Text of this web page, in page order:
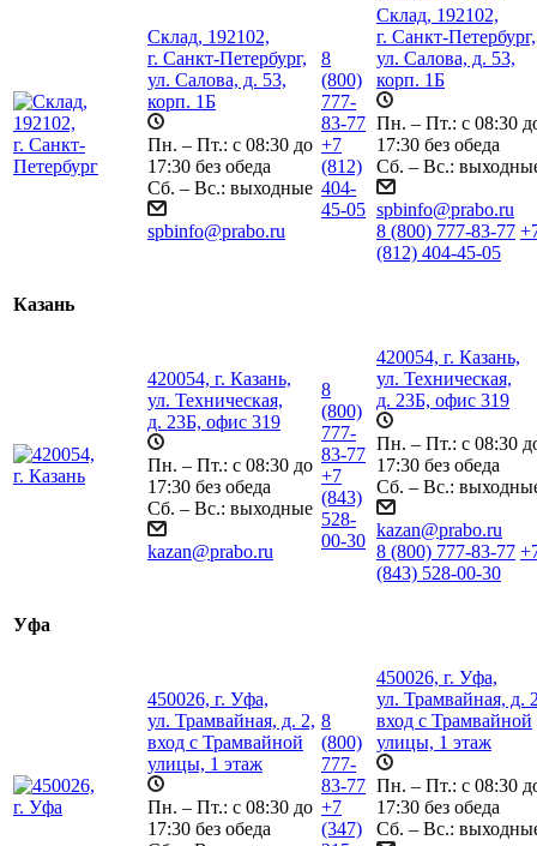
Склад, 192102,
г. Санкт-Петербург,
ул. Салова, д. 53,
корп. 1Б
Пн. – Пт.: с 08:30 до
17:30 без обеда
Сб. – Вс.: выходные
spbinfo@prabo.ru
8
(800)
777-
83-77
+7
(812)
404-
45-05
Склад, 192102,
г. Санкт-Петербург,
ул. Салова, д. 53,
корп. 1Б
Пн. – Пт.: с 08:30
17:30 без обеда
Сб. – Вс.:
spbinfo@prabo.ru
8 (800) 777-83-77
(812) 404-45-05
Казань
420054, г. Казань,
ул. Техническая,
д. 23Б, офис 319
Пн. – Пт.: с 08:30 до
17:30 без обеда
Сб. – Вс.: выходные
kazan@prabo.ru
8
(800)
777-
83-77
+7
(843)
528-
00-30
420054, г. Казань,
ул. Техническая,
д. 23Б, офис 319
Пн. – Пт.: с 08:30
17:30 без обеда
Сб. – Вс.:
kazan@prabo.ru
8 (800) 777-83-77
(843) 528-00-30
Уфа
450026, г. Уфа,
ул. Трамвайная, д. 2,
вход с Трамвайной
улицы, 1 этаж
Пн. – Пт.: с 08:30 до
17:30 без обеда
8
(800)
777-
83-77
+7
(347)
450026, г. Уфа,
ул. Трамвайная, д.
вход с Трамвайной
улицы, 1 этаж
Пн. – Пт.: с 08:30
17:30 без обеда
Сб. – Вс.: